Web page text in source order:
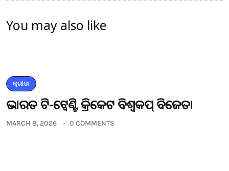
You may also like
କ୍ରୀଡା
ଭାରତ ଟି-ଟ୍ବେଣ୍ଟି କ୍ରିକେଟ ବିଶ୍ବକପ୍ ବିଜେତା
MARCH 8, 2026 0 COMMENTS